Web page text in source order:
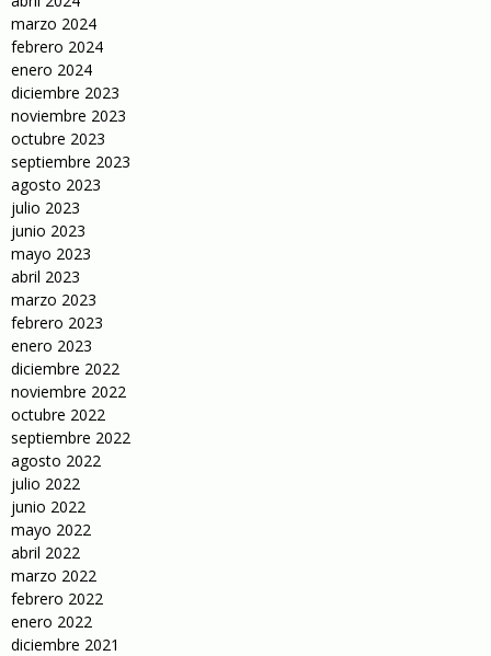
marzo 2024
febrero 2024
enero 2024
diciembre 2023
noviembre 2023
octubre 2023
septiembre 2023
agosto 2023
julio 2023
junio 2023
mayo 2023
abril 2023
marzo 2023
febrero 2023
enero 2023
diciembre 2022
noviembre 2022
octubre 2022
septiembre 2022
agosto 2022
julio 2022
junio 2022
mayo 2022
abril 2022
marzo 2022
febrero 2022
enero 2022
diciembre 2021